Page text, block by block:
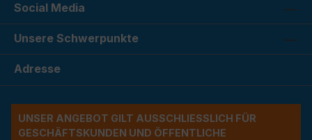
Social Media
Unsere Schwerpunkte
Adresse
UNSER ANGEBOT GILT AUSSCHLIESSLICH FÜR G
ESCHÄFTSKUNDEN UND ÖFFENTLICHE A